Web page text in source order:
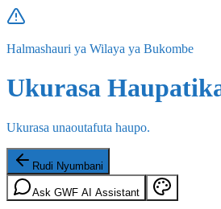
Halmashauri ya Wilaya ya Bukombe
Ukurasa
Ukurasa unaoutafuta haupo.
Rudi Nyumbani
Ask GWF AI Assistant